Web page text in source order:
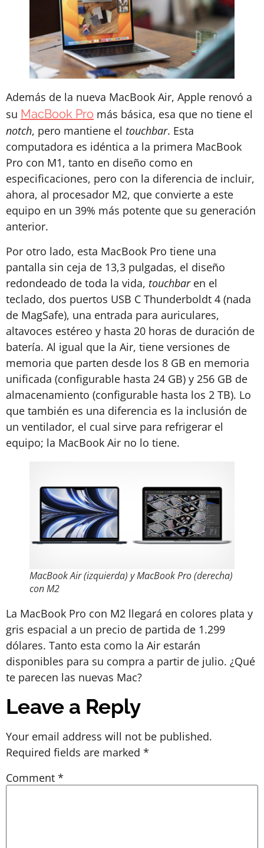
Además de la nueva MacBook Air, Apple renovó a
su MacBook Pro más básica, esa que no tiene el
notch, pero mantiene el touchbar. Esta
computadora es idéntica a la primera MacBook
Pro con M1, tanto en diseño como en
especificaciones, pero con la diferencia de incluir,
ahora, al procesador M2, que convierte a este
equipo en un 39% más potente que su generación
anterior.
Por otro lado, esta MacBook Pro tiene una
pantalla sin ceja de 13,3 pulgadas, el diseño
redondeado de toda la vida, touchbar en el
teclado, dos puertos USB C Thunderboldt 4 (nada
de MagSafe), una entrada para auriculares,
altavoces estéreo y hasta 20 horas de duración de
batería. Al igual que la Air, tiene versiones de
memoria que parten desde los 8 GB en memoria
unificada (configurable hasta 24 GB) y 256 GB de
almacenamiento (configurable hasta los 2 TB). Lo
que también es una diferencia es la inclusión de
un ventilador, el cual sirve para refrigerar el
equipo; la MacBook Air no lo tiene.
MacBook Air (izquierda) y MacBook Pro (derecha)
con M2
La MacBook Pro con M2 llegará en colores plata y
gris espacial a un precio de partida de 1.299
dólares. Tanto esta como la Air estarán
disponibles para su compra a partir de julio. ¿Qué
te parecen las nuevas Mac?
Leave a Reply
Your email address will not be published.
Required fields are marked *
Comment *